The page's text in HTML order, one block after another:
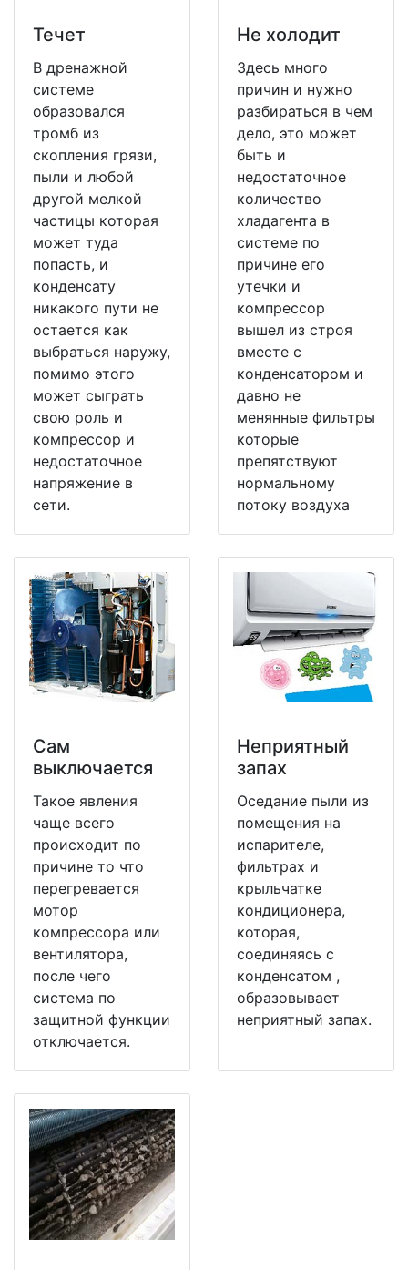
Течет
В дренажной
системе
образовался
тромб из
скопления грязи,
пыли и любой
другой мелкой
частицы которая
может туда
попасть, и
конденсату
никакого пути не
остается как
выбраться наружу,
помимо этого
может сыграть
свою роль и
компрессор и
недостаточное
напряжение в
сети.
Не холодит
Здесь много
причин и нужно
разбираться в чем
дело, это может
быть и
недостаточное
количество
хладагента в
системе по
причине его
утечки и
компрессор
вышел из строя
вместе с
конденсатором и
давно не
менянные фильтры
которые
препятствуют
нормальному
потоку воздуха
Сам
выключается
Такое явления
чаще всего
происходит по
причине то что
перегревается
мотор
компрессора или
вентилятора,
после чего
система по
защитной функции
отключается.
Неприятный
запах
Оседание пыли из
помещения на
испарителе,
фильтрах и
крыльчатке
кондиционера,
которая,
соединяясь с
конденсатом ,
образовывает
неприятный запах.